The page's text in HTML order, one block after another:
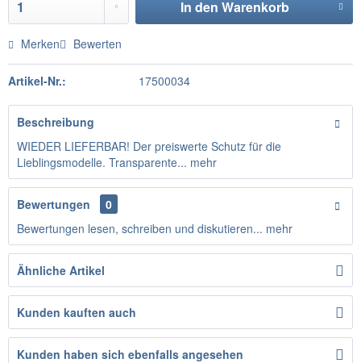
In den Warenkorb
Merken Bewerten
Artikel-Nr.: 17500034
Beschreibung
WIEDER LIEFERBAR! Der preiswerte Schutz für die
Lieblingsmodelle. Transparente... mehr
Bewertungen
0
Bewertungen lesen, schreiben und diskutieren... mehr
Ähnliche Artikel
Kunden kauften auch
Kunden haben sich ebenfalls angesehen